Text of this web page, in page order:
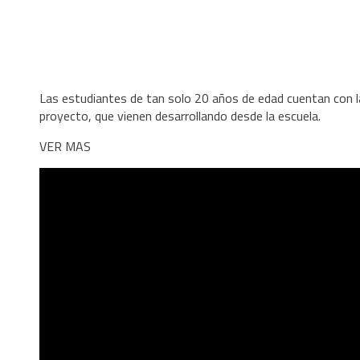
Las estudiantes de tan solo 20 años de edad cuentan
proyecto, que vienen desarrollando desde la escuela.
VER MAS